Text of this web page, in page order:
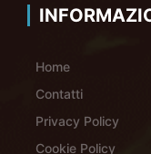
Home
Contatti
Privacy Policy
Cookie Policy